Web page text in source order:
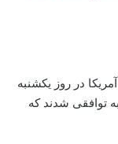
در روز یکشنبه
توافقی شدند که